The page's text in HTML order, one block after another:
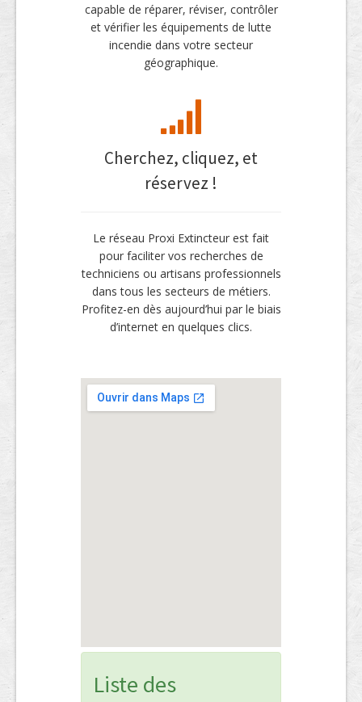
capable de réparer, réviser, contrôler
et vérifier les équipements de lutte
incendie dans votre secteur
géographique.
Cherchez, cliquez, et
réservez !
Le réseau Proxi Extincteur est fait
pour faciliter vos recherches de
techniciens ou artisans professionnels
dans tous les secteurs de métiers.
Profitez-en dès aujourd’hui par le biais
d’internet en quelques clics.
Liste des